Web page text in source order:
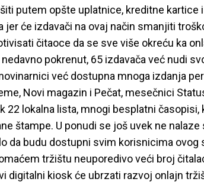
putem opšte uplatnice, kreditne kartice i
jer će izdavači na ovaj način smanjiti
čitaoce da se sve više okreću ka
pokrenut, 65 izdavača već nudi
već dostupna mnoga izdanja
Novi magazin i Pečat, mesečnici
22 lokalna lista, mnogi besplatni časopisi,
štampe. U ponudi se još uvek ne nalaze
da budu dostupni svim korisnicima ovog
tržištu neuporedivo veći broj
digitalni kiosk će ubrzati razvoj onlajn